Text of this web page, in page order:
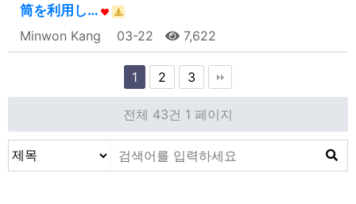
筒を利用し…
Minwon Kang 03-22 7,622
1 2 3
전체 43건 1 페이지